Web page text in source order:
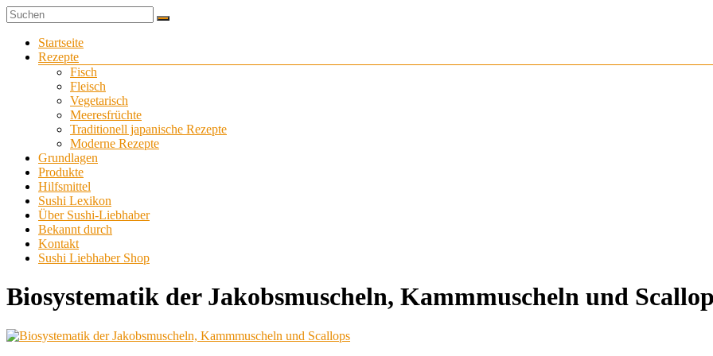
Zum
Inhalt
springen
Sushi-
Liebhaber
Sushi
selber
Menü
Startseite
Rezepte
Fisch
Fleisch
Vegetarisch
Meeresfrüchte
Traditionell japanische Rezepte
Moderne Rezepte
Grundlagen
Produkte
Hilfsmittel
Sushi Lexikon
Über Sushi-Liebhaber
Bekannt durch
Kontakt
Sushi Liebhaber Shop
Biosystematik der Jakobsmuscheln, Kammmuscheln und